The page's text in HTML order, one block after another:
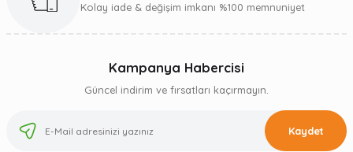
Kolay iade & değişim imkanı %100 memnuniyet
Kampanya Habercisi
Güncel indirim ve fırsatları kaçırmayın.
Kaydet